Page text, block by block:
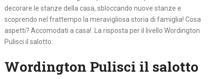
decorare le stanze della casa, sbloccando nuove stanze e
scoprendo nel frattempo la meravigliosa storia di famiglia! Cosa
aspetti? Accomodati a casa!. La risposta per il livello Wordington
Pulisci il salotto:
Wordington Pulisci il salotto